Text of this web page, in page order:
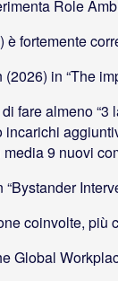
Role
fortemente
in “The
fare almeno “3
9 nuovi
coinvolte,
Global